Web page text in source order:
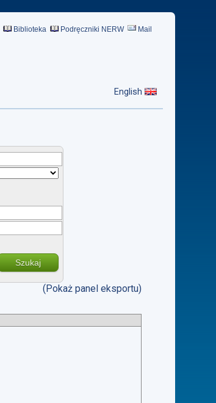
Biblioteka Podręczniki NERW Mail
English
Szukaj
(Pokaż panel eksportu)